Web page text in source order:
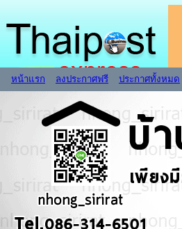
หน้าแรก ลงประกาศฟรี ประกาศทั้งหมด